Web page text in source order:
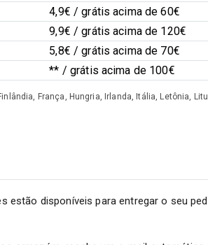
4,9€ / grátis acima de 60€
9,9€ / grátis acima de 120€
5,8€ / grátis acima de 70€
** / grátis acima de 100€
França, Hungria, Irlanda, Itália, Letônia,
estão disponíveis para entregar o seu